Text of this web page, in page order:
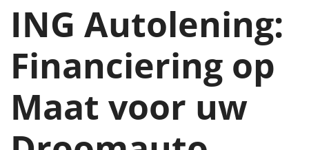
ING Autolening:
Financiering op
Maat voor uw